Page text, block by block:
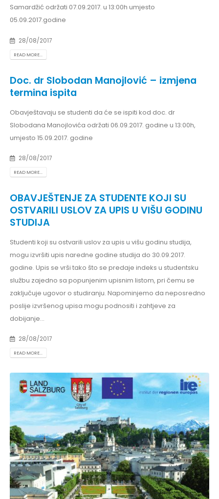
Samardžić održati 07.09.2017. u 13:00h umjesto
05.09.2017.godine
28/08/2017
READ MORE...
Doc. dr Slobodan Manojlović – izmjena
termina ispita
Obavještavaju se studenti da će se ispiti kod doc. dr
Slobodana Manojlovića održati 06.09.2017. godine u 13:00h,
umjesto 15.09.2017. godine
28/08/2017
READ MORE...
OBAVJEŠTENJE ZA STUDENTE KOJI SU
OSTVARILI USLOV ZA UPIS U VIŠU GODINU
STUDIJA
Studenti koji su ostvarili uslov za upis u višu godinu studija,
mogu izvršiti upis naredne godine studija do 30.09.2017.
godine. Upis se vrši tako što se predaje indeks u studentsku
službu zajedno sa popunjenim upisnim listom, pri čemu se
zaključuje ugovor o studiranju. Napominjemo da neposredno
poslije izvršenog upisa mogu podnositi i zahtjeve za
dobijanje...
28/08/2017
READ MORE...